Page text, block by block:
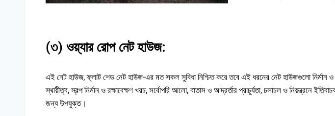
(৩) ওয়্যার রোপ নেট হাউজ:
এই নেট হাউজ, ফ্লাট শেড নেট হাউজ-এর মত সকল সুবিধা নিশ্চিত করে তবে এই ধরনের নেট হাউজগুলো নির্মান
স্থায়ীত্ব, স্বল্প নির্মান ও রক্ষাবেক্ষণ খরচ, সর্বোপরি আলো, বাতাস ও আদ্রর্তার প্রাচুর্যতা, চলাচল ও নিয়ন্ত্রনে
জন্য উপযুক্ত।